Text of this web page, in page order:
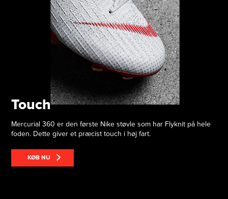
Touch
Mercurial 360 er den første Nike støvle som har Flyknit på hele
foden. Dette giver et præcist touch i høj fart.
KØB NU